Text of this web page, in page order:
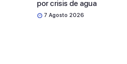
por crisis de agua
7 Agosto 2026